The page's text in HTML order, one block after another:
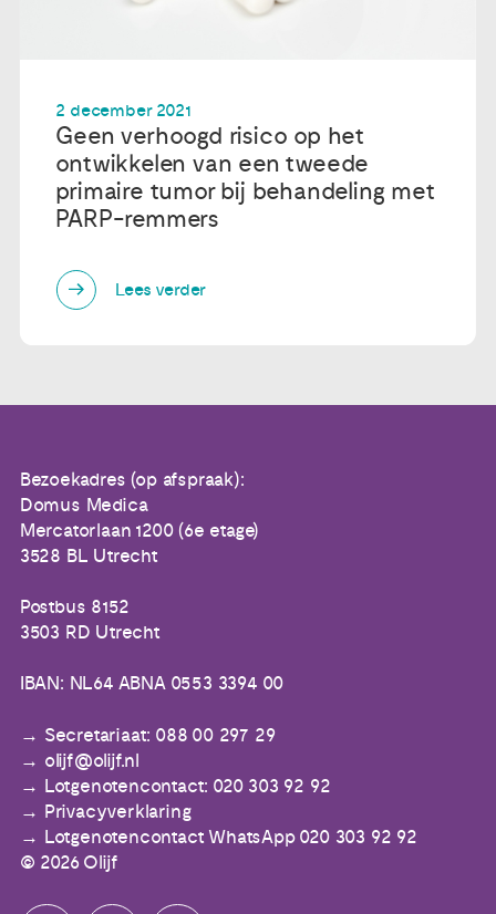
2 december 2021
Geen verhoogd risico op het
ontwikkelen van een tweede
primaire tumor bij behandeling met
PARP-remmers
Lees verder
Bezoekadres (op afspraak):
Domus Medica
Mercatorlaan 1200 (6e etage)
3528 BL Utrecht
Postbus 8152
3503 RD Utrecht
IBAN: NL64 ABNA 0553 3394 00
Secretariaat: 088 00 297 29
olijf@olijf.nl
Lotgenotencontact: 020 303 92 92
Privacyverklaring
Lotgenotencontact WhatsApp 020 303 92 92
© 2026 Olijf